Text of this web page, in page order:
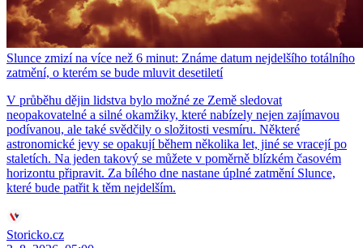
Slunce zmizí na více než 6 minut: Známe datum nejdelšího totálního
zatmění, o kterém se bude mluvit desetiletí
V průběhu dějin lidstva bylo možné ze Země sledovat
neopakovatelné a silné okamžiky, které nabízely nejen zajímavou
podívanou, ale také svědčily o složitosti vesmíru. Některé
astronomické jevy se opakují během několika let, jiné se vracejí po
staletích. Na jeden takový se můžete v poměrně blízkém časovém
horizontu připravit. Za bílého dne nastane úplné zatmění Slunce,
které bude patřit k těm nejdelším.
Storicko.cz